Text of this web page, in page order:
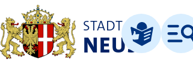
STADT
NEUSSLeichte Sprache
Menü